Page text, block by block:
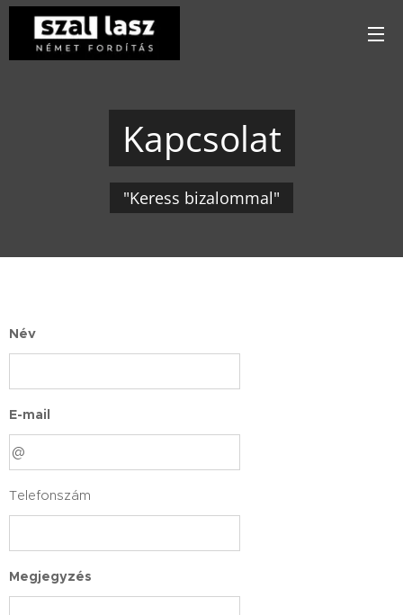
Kapcsolat
"Keress bizalommal"
Név
E-mail
Telefonszám
Megjegyzés